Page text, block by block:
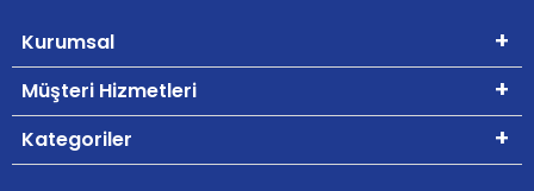
Kurumsal
Müşteri Hizmetleri
Kategoriler